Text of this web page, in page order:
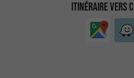
ITINÉRAIRE VERS